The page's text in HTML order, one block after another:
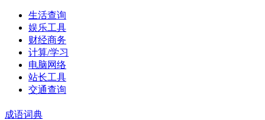
生活查询
娱乐工具
财经商务
计算/学习
电脑网络
站长工具
交通查询
成语词典